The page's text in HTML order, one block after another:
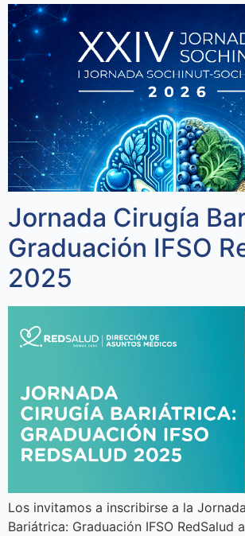
Jornada Cirugía
Graduación IFSO
2025
Los invitamos a inscribirse a la
Bariátrica: Graduación IFSO RedSalud